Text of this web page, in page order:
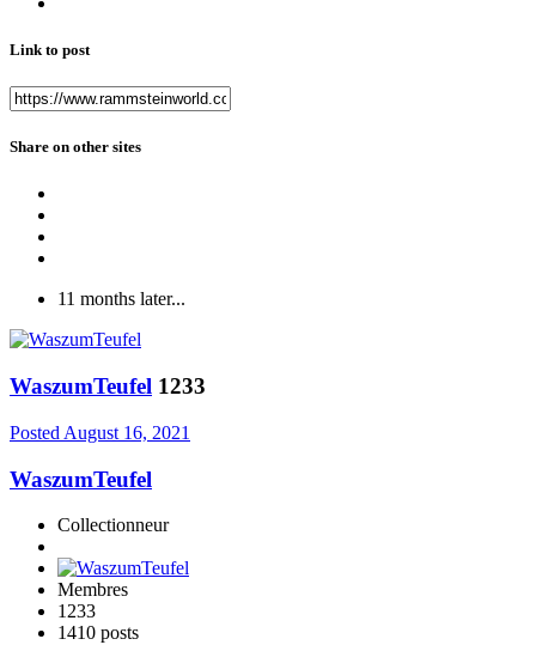
Link to post
Share on other sites
11 months later...
WaszumTeufel 1233
Posted August 16, 2021
WaszumTeufel
Collectionneur
Membres
1233
1410 posts